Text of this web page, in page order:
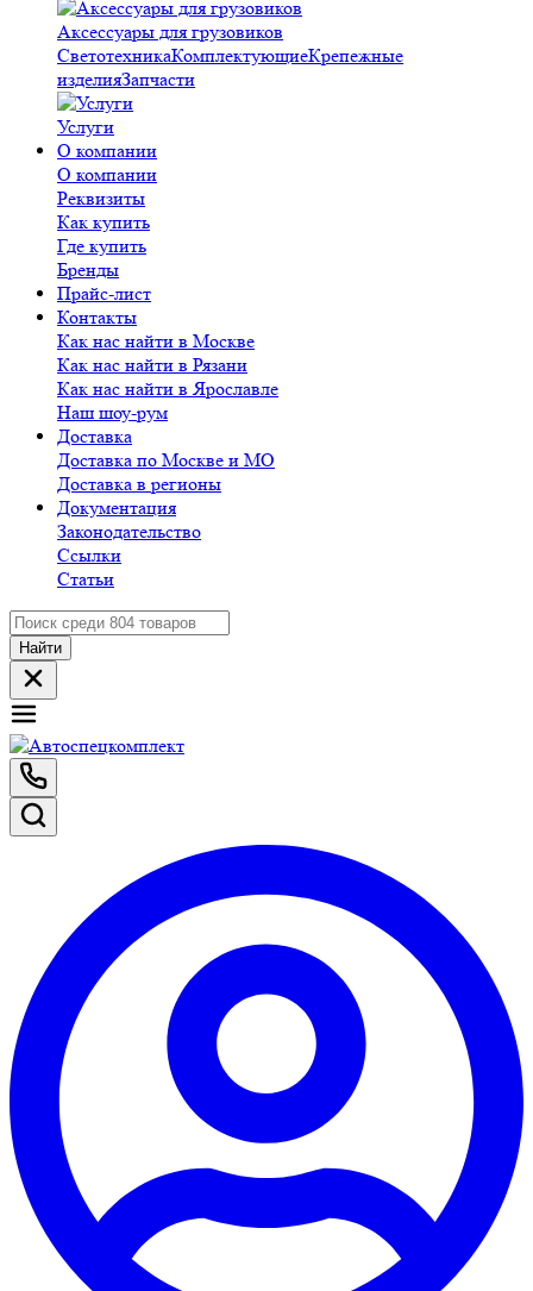
Аксессуары для грузовиков
СветотехникаКомплектующиеКрепежные
изделияЗапчасти
Услуги
О компании
О компании
Реквизиты
Как купить
Где купить
Бренды
Прайс-лист
Контакты
Как нас найти в Москве
Как нас найти в Рязани
Как нас найти в Ярославле
Наш шоу-рум
Доставка
Доставка по Москве и МО
Доставка в регионы
Документация
Законодательство
Ссылки
Статьи
Найти